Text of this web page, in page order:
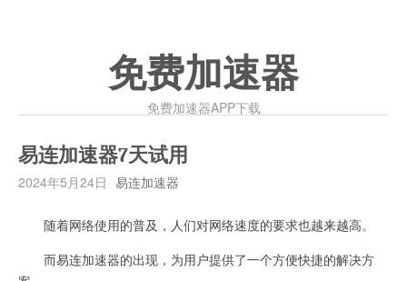
免费加速器
免费加速器APP下载
易连加速器7天试用
2024年5月24日 易连加速器
随着网络使用的普及，人们对网络速度的要求也越来越高。
而易连加速器的出现，为用户提供了一个方便快捷的解决方